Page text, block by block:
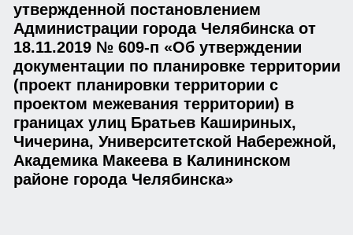
утвержденной постановлением
Администрации города Челябинска от
18.11.2019 № 609-п «Об утверждении
документации по планировке территории
(проект планировки территории с
проектом межевания территории) в
границах улиц Братьев Кашириных,
Чичерина, Университетской Набережной,
Академика Макеева в Калининском
районе города Челябинска»